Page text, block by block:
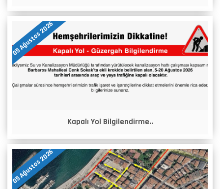
05 Ağustos 2026
Kapalı Yol Bilgilendirme..
05 Ağustos 2026